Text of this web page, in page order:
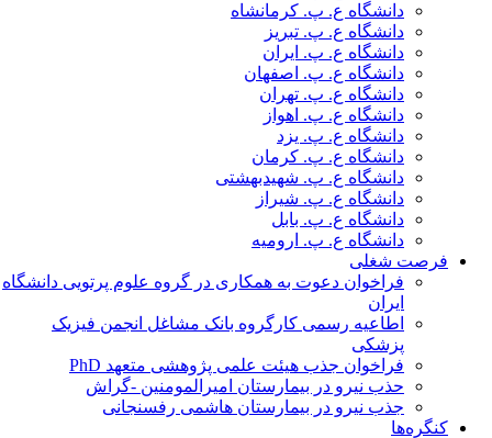
دانشگاه ع. پ. کرمانشاه
دانشگاه ع. پ. تبریز
دانشگاه ع. پ. ایران
دانشگاه ع. پ. اصفهان
دانشگاه ع. پ. تهران
دانشگاه ع. پ. اهواز
دانشگاه ع. پ. یزد
دانشگاه ع. پ. کرمان
دانشگاه ع. پ. شهید‌بهشتی
دانشگاه ع. پ. شیراز
دانشگاه ع. پ. بابل
دانشگاه ع. پ. ارومیه
فرصت شغلی
فراخوان دعوت به همکاری در گروه علوم پرتویی دانشگاه
ایران
اطاعیه رسمی کارگروه بانک مشاغل انجمن فیزیک
پزشکی
فراخوان جذب هیئت علمی پژوهشی متعهد PhD
حذب نیرو در بیمارستان امیرالمومنین -گراش
جذب نیرو در بیمارستان هاشمی رفسنجانی
کنگره‌ها